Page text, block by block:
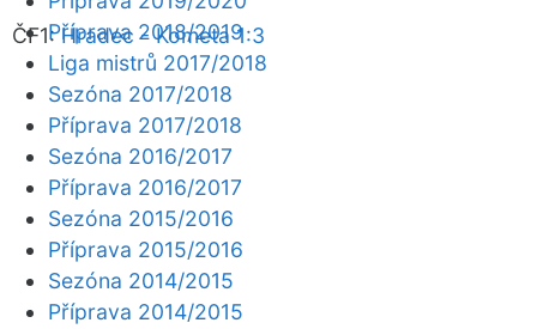
ČF1:Hradec - Kometa 1:3
Příprava 2018/2019
Liga mistrů 2017/2018
Sezóna 2017/2018
Příprava 2017/2018
Sezóna 2016/2017
Příprava 2016/2017
Sezóna 2015/2016
Příprava 2015/2016
Sezóna 2014/2015
Příprava 2014/2015